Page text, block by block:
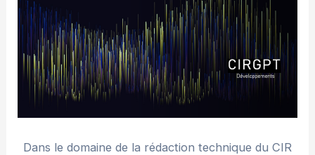
Dans le domaine de la rédaction technique du CIR